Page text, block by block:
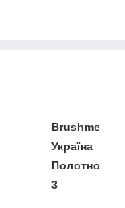
Brushme
Україна
Полотно
3